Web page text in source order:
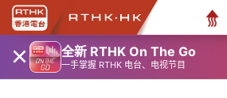
× 全新 RTHK On The Go
一手掌握 RTHK 电台、电视节目